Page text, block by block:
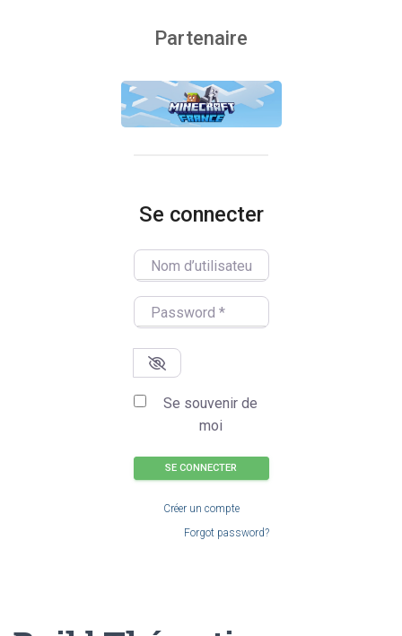
Partenaire
Se connecter
Nom d’utilisateur/utilisatrice
Password
Se souvenir de
moi
SE CONNECTER
Créer un compte
Forgot password?